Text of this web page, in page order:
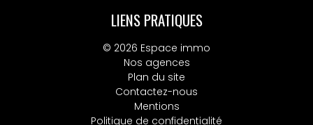
LIENS PRATIQUES
© 2026 Espace immo
Nos agences
Plan du site
Contactez-nous
Mentions
Politique de confidentialité